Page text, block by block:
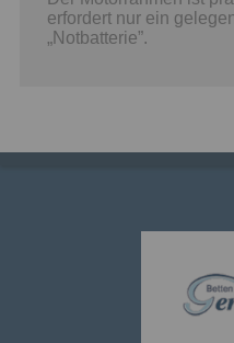
erfordert nur ein
„Notbatterie”.